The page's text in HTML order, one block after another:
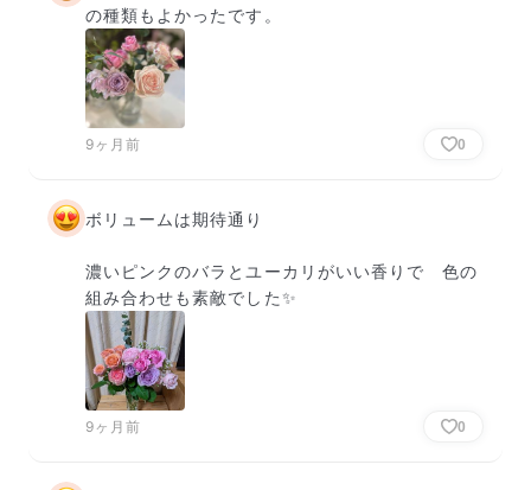
の種類もよかったです。
9ヶ月前 0
ボリュームは期待通り
濃いピンクのバラとユーカリがいい香りで　色の
組み合わせも素敵でした✨
9ヶ月前 0